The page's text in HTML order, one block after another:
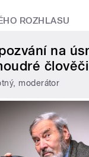
ROZHLASU
na
moderátor